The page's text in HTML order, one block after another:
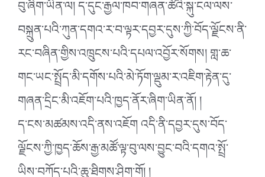
བུ་ཞིག་ཡིན་ལ། ད་དུང་རྒྱལ་ཁབ་གཞན་ཚོའི་སྐུ་ངལ་ལས་
བསྐྲུན་པའི་ཀུན་དགའ་ར་བ་ལྟར་དབྱར་དུས་ཀྱི་བོད་ལྗོངས་ནི་
རང་བཞིན་གྱིས་འཁྲུངས་པའི་དཔལ་འབྱོར་སོགས། གླ་ཆ་
གང་ཡང་སྤྲོད་མི་དགོས་པའི་མེ་ཏོག་ལྡུམ་ར་འཇིག་རྟེན་དུ་
གཞན་དྲིང་མི་འཇོག་པའི་ཁྱད་ནོར་ཞིག་ཡིན་ནོ། །
ད་ངས་མཚམས་འདི་ནས་འཇོག འདི་ནི་དབྱར་དུས་བོད་
ལྗོངས་ཀྱི་ཁྱད་ཆོས་རྒྱ་མཚོ་ལྟ་བུ་ལས་བྱུང་བའི་དགའ་སྤྲོ་